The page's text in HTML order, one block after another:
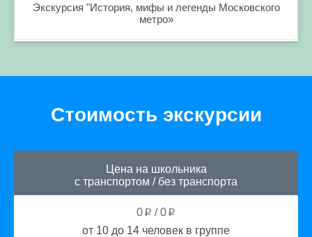
Экскурсия "История, мифы и легенды Московского
метро»
Стоимость экскурсии
Цена на школьника
с транспортом / без транспорта
0 p /0 p
от 10 до 14 человек в группе